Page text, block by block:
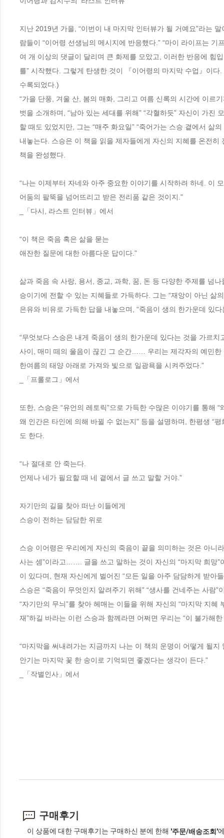
지난 2019년 가을, “이번이 내 마지막 인터뷰가 될 거예요”라는
람들이 “이어령 선생님의 메시지에 반응했다.” “마이 라이프는
여 개 이상의 댓글이 달리며 큰 화제를 모았고, 이러한 반응에 힘
를” 시작했다. 그렇게 탄생한 것이 『이어령의 마지막 수업』이
수록되었다.)
“가을 단풍, 겨울 산, 봄의 매화, 그리고 여름 신록의 시간에 이르
벗을 소개하며, “남아 있는 세대를 위해” “각혈하듯” 자신이 가진
할 때도 있었지만, 그는 “매주 화요일” “죽어가는 스승 곁에서 삶
내놓는다. 스승은 이 책을 읽을 제자들에게 자신의 지혜를 온전
책을 완성했다.
“나는 이제부터 자네와 아주 중요한 이야기를 시작하려 하네. 이
어둠의 팔뚝을 넘어뜨리고 받은 전리품 같은 것이지.”
_「다시, 라스트 인터뷰」에서
“이 책은 죽음 혹은 삶을 묻는
애잔한 질문에 대한 아름다운 답이다.”
삶과 죽음 속 사랑, 용서, 종교, 과학, 꿈, 돈 등 다양한 주제를 넘
승이기에 전할 수 있는 지혜들로 가득하다. 그는 “재앙이 아닌 삶
은유와 비유로 가득한 답을 내놓으며, “죽음이 생의 한가운데 있다
“무엇보다 스승은 내게 죽음이 생의 한가운데 있다는 것을 가르
사이, 매미 떼의 울음이 끊긴 그 순간…… 우리는 제각자의 예민
한여름의 태양 아래로 가져와 빛으로 일광욕을 시켜주었다.”
_「프롤로그」에서
또한, 스승은 “유언의 레토릭”으로 가득한 수많은 이야기를 통해
왜 인간은 타인에 의해 바뀔 수 없는지” 등을 설명하며, 한평생 “
도 한다.
“나 절대로 안 죽는다.
언제나 네가 필요할 때 네 곁에서 글 쓰고 말할 거야.”
자기만의 길을 찾아 떠난 이들에게
스승이 전하는 담담한 위로
스승 이어령은 우리에게 자신의 죽음이 끝을 의미하는 것은 아니
사는 셈”이라고……. 글을 쓰고 말하는 것이 자신의 “마지막 희망”
이 있다며, 현재 자신에게 벌어진 “모든 일을 아주 담담하게 받아
스승은 “죽음이 무엇인지 알려주기 위해” “생사를 건네주는 사람
“자기만의 무늬”를 찾아 헤매는 이들을 위해 자신의 “마지막 지혜
재”하길 바라는 이런 스승과 함께라면 어쩌면 우리는 “이 불가해
“마지막을 써내려가는 지금까지 나는 이 책의 운명이 어떻게 될
안기는 마지막 꽃 한 송이로 기억되면 좋겠다는 생각이 든다.”
_「작별인사」에서
구매후기
이 상품에 대한 구매후기는 구매하신 분에 한해 '주문/배송조회'